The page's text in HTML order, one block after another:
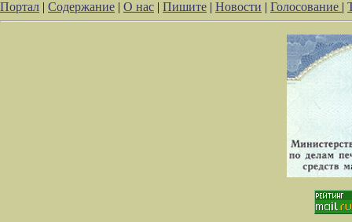
Портал | Содержание | О нас | Пишите | Новости | Голосование |